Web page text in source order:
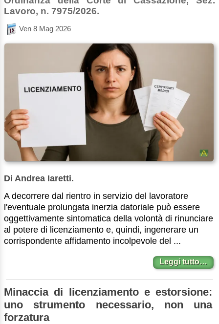
Lavoro, n. 7975/2026.
Ven 8 Mag 2026
Di Andrea Iaretti.
A decorrere dal rientro in servizio del lavoratore
l'eventuale prolungata inerzia datoriale può essere
oggettivamente sintomatica della volontà di rinunciare
al potere di licenziamento e, quindi, ingenerare un
corrispondente affidamento incolpevole del ...
Leggi tutto…
Minaccia di licenziamento e estorsione:
uno strumento necessario, non una
forzatura